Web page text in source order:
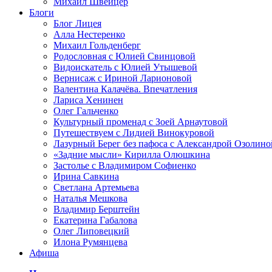
Блоги
Блог Лицея
Алла Нестеренко
Михаил Гольденберг
Родословная с Юлией Свинцовой
Видоискатель с Юлией Утышевой
Вернисаж с Ириной Ларионовой
Валентина Калачёва. Впечатления
Лариса Хенинен
Олег Гальченко
Культурный променад с Зоей Арнаутовой
Путешествуем с Лидией Винокуровой
Лазурный Берег без пафоса с Александрой
«Задние мысли» Кирилла Олюшкина
Застолье с Владимиром Софиенко
Ирина Савкина
Светлана Артемьева
Наталья Мешкова
Владимир Берштейн
Екатерина Габалова
Олег Липовецкий
Илона Румянцева
Афиша